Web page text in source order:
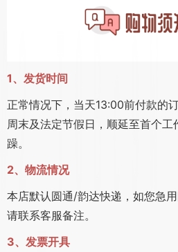
1、发货时间
正常情况下，当天13:00前付款的
周末及法定节假日，顺延至首个工
躁。
2、物流情况
本店默认圆通/韵达快递，如您急
请联系客服备注。
3、发票开具